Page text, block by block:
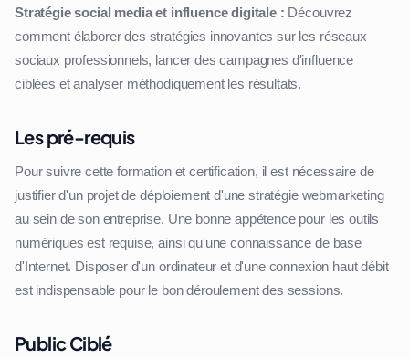
Stratégie social media et influence digitale : Découvrez
comment élaborer des stratégies innovantes sur les réseaux
sociaux professionnels, lancer des campagnes d'influence
ciblées et analyser méthodiquement les résultats.
Les pré-requis
Pour suivre cette formation et certification, il est nécessaire de
justifier d'un projet de déploiement d'une stratégie webmarketing
au sein de son entreprise. Une bonne appétence pour les outils
numériques est requise, ainsi qu'une connaissance de base
d'Internet. Disposer d'un ordinateur et d'une connexion haut débit
est indispensable pour le bon déroulement des sessions.
Public Ciblé